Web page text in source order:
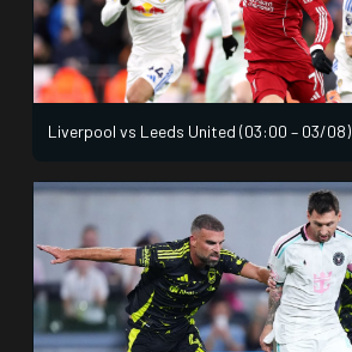
Liverpool vs Leeds United (03:00 – 03/08)